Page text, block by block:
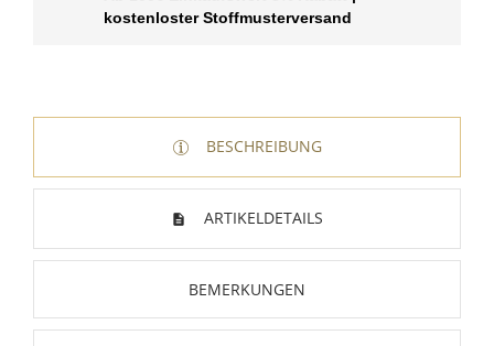
kostenloster Stoffmusterversand
BESCHREIBUNG
ARTIKELDETAILS
BEMERKUNGEN